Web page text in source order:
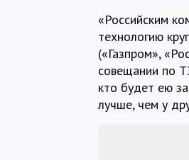
«Российским
технологию
(«Газпром»,
совещании по
кто будет ею
лучше, чем у